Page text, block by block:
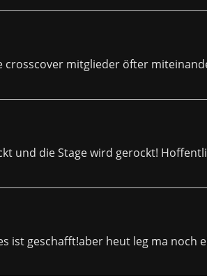
crosscover mitglieder öfter
und die Stage wird gerockt!
ist geschafft!aber heut leg ma noch